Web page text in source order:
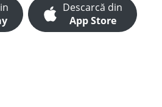
Descarcă din
App Store